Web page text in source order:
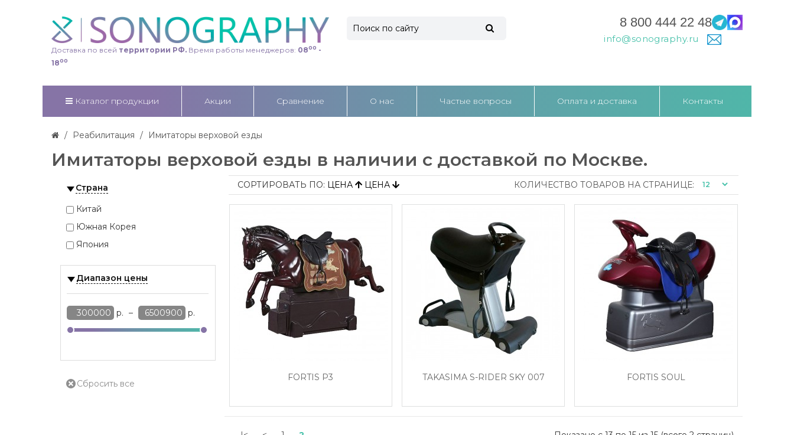
Доставка по всей территории РФ. Время работы менеджеров: 0800 -
1800
8 800 444 22 48
info@sonography.ru
Каталог продукции Акции Cравнение О нас Частые вопросы Оплата и доставка Контакты
Реабилитация Имитаторы верховой езды
Имитаторы верховой езды в наличии с доставкой по Москве.
Страна
Китай
Южная Корея
Япония
Диапазон цены
р. – р.
СОРТИРОВАТЬ ПО: ЦЕНА ЦЕНА КОЛИЧЕСТВО ТОВАРОВ НА СТРАНИЦЕ:
FORTIS P3 TAKASIMA S-RIDER SKY 007 FORTIS SOUL